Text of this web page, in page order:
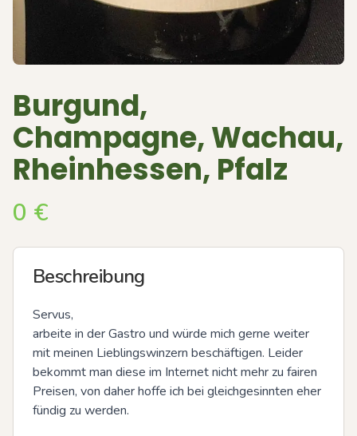
Burgund,
Champagne, Wachau,
Rheinhessen, Pfalz
0 €
Beschreibung
Servus,
arbeite in der Gastro und würde mich gerne weiter
mit meinen Lieblingswinzern beschäftigen. Leider
bekommt man diese im Internet nicht mehr zu fairen
Preisen, von daher hoffe ich bei gleichgesinnten eher
fündig zu werden.